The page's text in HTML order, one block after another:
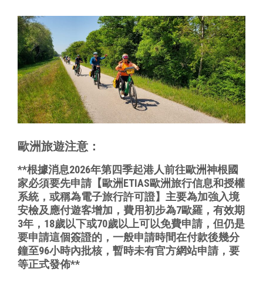
歐洲旅遊注意：
**根據消息2026年第四季起港人前往歐洲神根國
家必須要先申請【歐洲ETIAS歐洲旅行信息和授權
系統，或稱為電子旅行許可證】 主要為加強入境
安檢及應付遊客增加，費用初步為7歐羅， 有效期
3年，18歲以下或70歲以上可以免費申請， 但仍是
要申請這個簽證的， 一般申請時間在付款後幾分
鐘至96小時內批核， 暫時未有官方網站申請，要
等正式發佈**